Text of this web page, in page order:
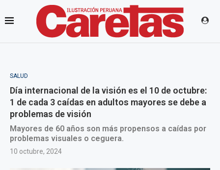
SALUD
Día internacional de la visión es el 10 de octubre:
1 de cada 3 caídas en adultos mayores se debe a
problemas de visión
Mayores de 60 años son más propensos a caídas por
problemas visuales o ceguera.
10 octubre, 2024